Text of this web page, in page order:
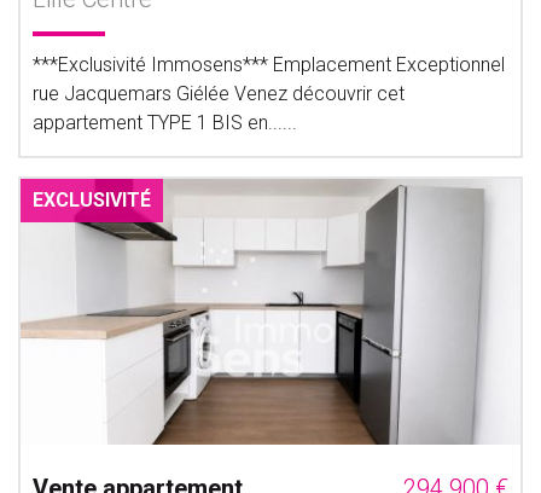
***Exclusivité Immosens*** Emplacement Exceptionnel
rue Jacquemars Giélée Venez découvrir cet
appartement TYPE 1 BIS en......
EXCLUSIVITÉ